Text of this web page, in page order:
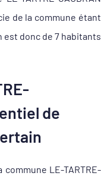
de la commune étant
est donc de 7 habitants
de
LE-TARTRE-